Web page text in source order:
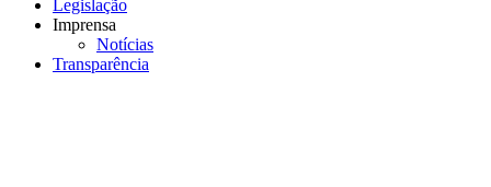
Legislação
Imprensa
Notícias
Transparência